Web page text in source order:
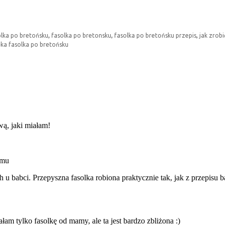
po bretońsku,fasolka po bretonsku,fasolka po bretońsku przepis,jak
fasolka po bretońsku